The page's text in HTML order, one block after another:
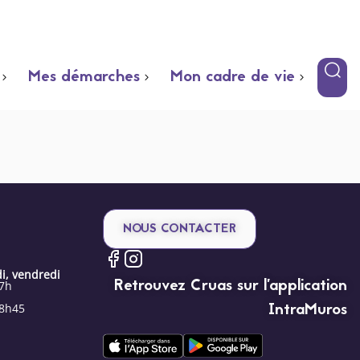
Mes démarches Mon cadre de vie
vendredi
NOUS CONTACTER
Retrouvez Cruas sur l’application
IntraMuros